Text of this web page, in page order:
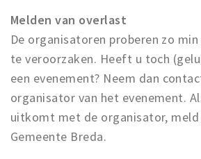
Melden van overlast
De organisatoren proberen zo
te veroorzaken. Heeft u toch
een evenement? Neem dan
organisator van het evenement.
uitkomt met de organisator,
Gemeente Breda.